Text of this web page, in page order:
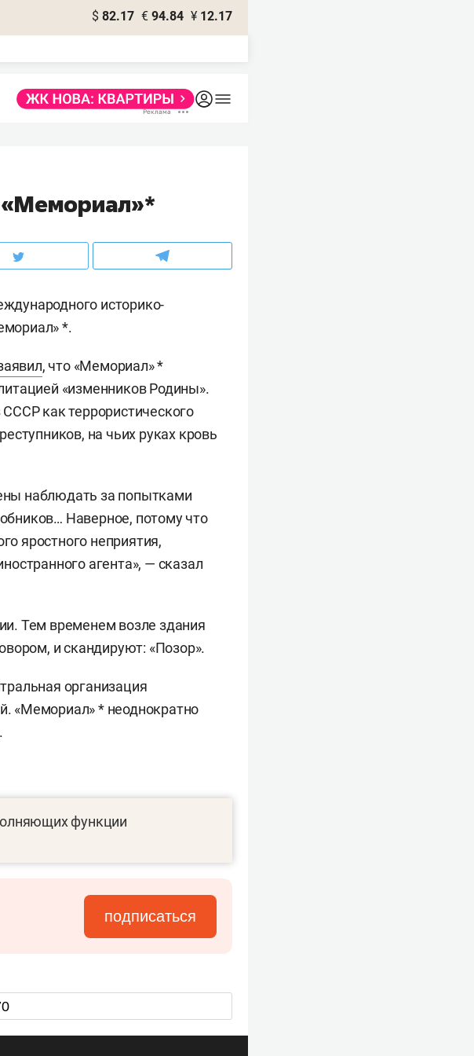
$ 82.17 € 94.84 ¥ 12.17
«Мемориал»*
историко-
*.
, что «Мемориал» *
«изменников Родины».
как террористического
на чьих руках кровь
наблюдать за попытками
Наверное, потому что
яростного неприятия,
агента», — сказал
Тем временем возле здания
и скандируют: «Позор».
организация
«Мемориал» * неоднократно
функции
подписаться